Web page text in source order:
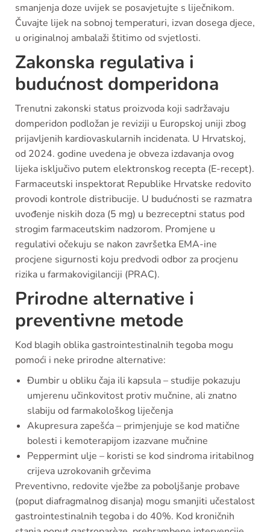
smanjenja doze uvijek se posavjetujte s liječnikom.
Čuvajte lijek na sobnoj temperaturi, izvan dosega djece,
u originalnoj ambalaži štitimo od svjetlosti.
Zakonska regulativa i
budućnost domperidona
Trenutni zakonski status proizvoda koji sadržavaju
domperidon podložan je reviziji u Europskoj uniji zbog
prijavljenih kardiovaskularnih incidenata. U Hrvatskoj,
od 2024. godine uvedena je obveza izdavanja ovog
lijeka isključivo putem elektronskog recepta (E-recept).
Farmaceutski inspektorat Republike Hrvatske redovito
provodi kontrole distribucije. U budućnosti se razmatra
uvođenje niskih doza (5 mg) u bezreceptni status pod
strogim farmaceutskim nadzorom. Promjene u
regulativi očekuju se nakon završetka EMA-ine
procjene sigurnosti koju predvodi odbor za procjenu
rizika u farmakovigilanciji (PRAC).
Prirodne alternative i
preventivne metode
Kod blagih oblika gastrointestinalnih tegoba mogu
pomoći i neke prirodne alternative:
Đumbir u obliku čaja ili kapsula – studije pokazuju
umjerenu učinkovitost protiv mučnine, ali znatno
slabiju od farmakološkog liječenja
Akupresura zapešća – primjenjuje se kod matične
bolesti i kemoterapijom izazvane mučnine
Peppermint ulje – koristi se kod sindroma iritabilnog
crijeva uzrokovanih grčevima
Preventivno, redovite vježbe za poboljšanje probave
(poput diafragmalnog disanja) mogu smanjiti učestalost
gastrointestinalnih tegoba i do 40%. Kod kroničnih